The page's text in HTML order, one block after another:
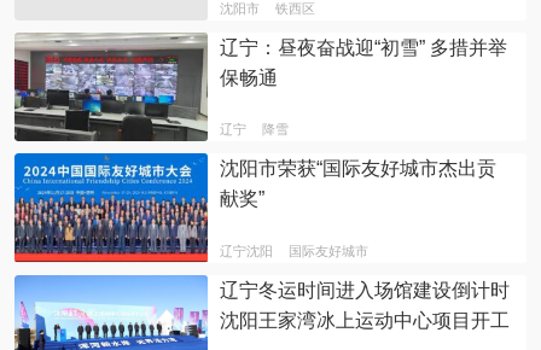
沈阳市 铁西区
辽宁：昼夜奋战迎“初雪” 多措并举
保畅通
辽宁 降雪
沈阳市荣获“国际友好城市杰出贡
献奖”
辽宁沈阳 国际友好城市
辽宁冬运时间进入场馆建设倒计时
沈阳王家湾冰上运动中心项目开工